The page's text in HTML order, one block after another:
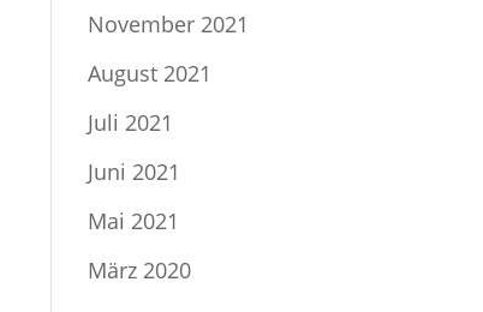
November 2021
August 2021
Juli 2021
Juni 2021
Mai 2021
März 2020